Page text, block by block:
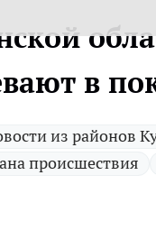
в
из районов
происшествия